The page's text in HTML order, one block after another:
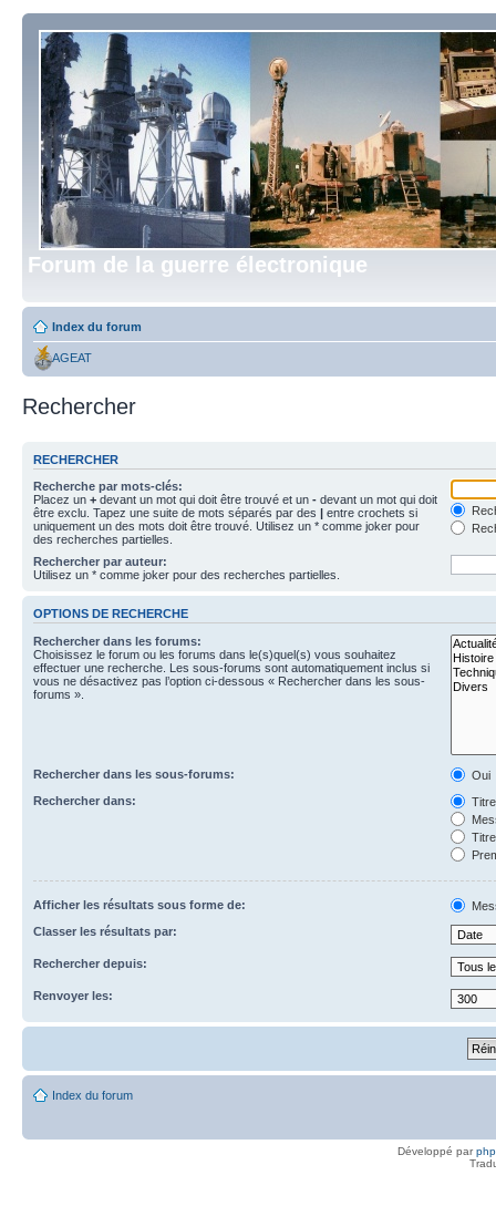
Forum de la guerre électronique
Index du forum
AGEAT
Rechercher
RECHERCHER
Recherche par mots-clés:
Placez un + devant un mot qui doit être trouvé et un - devant un mot qui doit
être exclu. Tapez une suite de mots séparés par des | entre crochets si
uniquement un des mots doit être trouvé. Utilisez un * comme joker pour
des recherches partielles.
Rechercher par auteur:
Utilisez un * comme joker pour des recherches partielles.
OPTIONS DE RECHERCHE
Rechercher dans les forums:
Choisissez le forum ou les forums dans le(s)quel(s) vous souhaitez
effectuer une recherche. Les sous-forums sont automatiquement inclus si
vous ne désactivez pas l’option ci-dessous « Rechercher dans les sous-
forums ».
Rechercher dans les sous-forums:
Oui
Rechercher dans:
Afficher les résultats sous forme de:
Classer les résultats par:
Rechercher depuis:
Renvoyer les:
Index du forum
Développé par